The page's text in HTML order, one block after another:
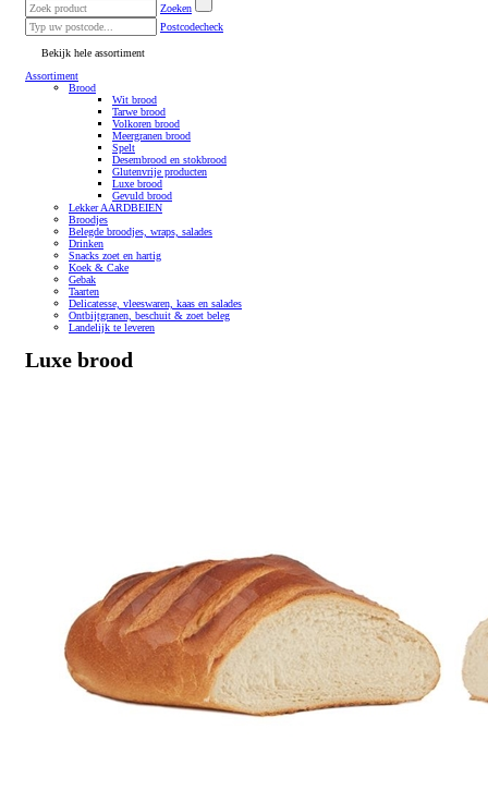
Zoeken
Postcodecheck
Bekijk hele assortiment
Assortiment
Brood
Wit brood
Tarwe brood
Volkoren brood
Meergranen brood
Spelt
Desembrood en stokbrood
Glutenvrije producten
Luxe brood
Gevuld brood
Lekker AARDBEIEN
Broodjes
Belegde broodjes, wraps, salades
Drinken
Snacks zoet en hartig
Koek & Cake
Gebak
Taarten
Delicatesse, vleeswaren, kaas en salades
Ontbijtgranen, beschuit & zoet beleg
Landelijk te leveren
Luxe brood